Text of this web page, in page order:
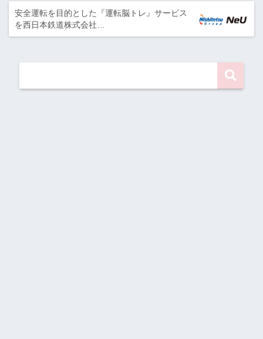
安全運転を目的とした『運転脳トレ』サービス
を西日本鉄道株式会社…